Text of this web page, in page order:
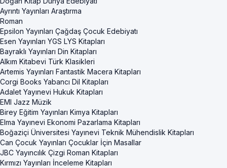
Ayrıntı Yayınları Araştırma
Roman
Epsilon Yayınları Çağdaş Çocuk Edebiyatı
Esen Yayınları YGS LYS Kitapları
Bayraklı Yayınları Din Kitapları
Alkım Kitabevi Türk Klasikleri
Artemis Yayınları Fantastik Macera Kitapları
Corgi Books Yabancı Dil Kitapları
Adalet Yayınevi Hukuk Kitapları
EMI Jazz Müzik
Birey Eğitim Yayınları Kimya Kitapları
Elma Yayınevi Ekonomi Pazarlama Kitapları
Boğaziçi Üniversitesi Yayınevi Teknik Mühendislik Kitapları
Can Çocuk Yayınları Çocuklar İçin Masallar
JBC Yayıncılık Çizgi Roman Kitapları
Kırmızı Yayınları İnceleme Kitapları